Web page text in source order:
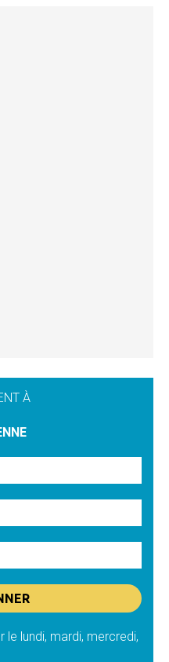
À
lundi, mardi, mercredi,